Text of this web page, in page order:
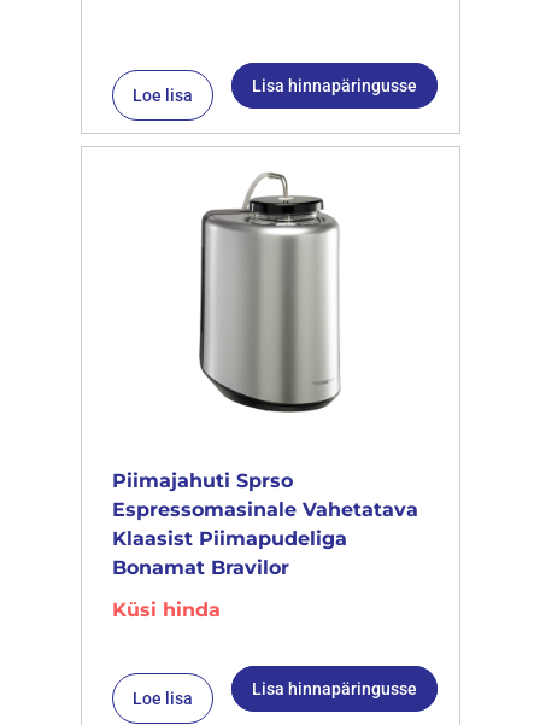
Loe lisa Lisa hinnapäringusse
Piimajahuti Sprso
Espressomasinale Vahetatava
Klaasist Piimapudeliga
Bonamat Bravilor
Küsi hinda
Loe lisa Lisa hinnapäringusse